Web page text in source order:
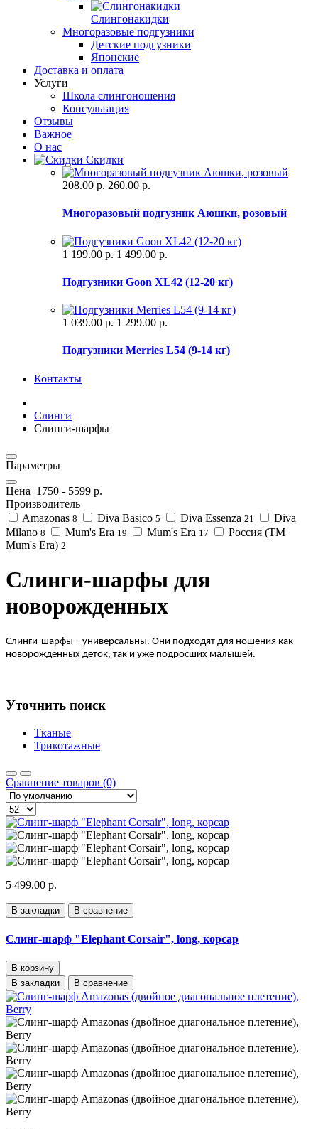
Слингонакидки
Многоразовые подгузники
Детские подгузники
Японские
Доставка и оплата
Услуги
Школа слингоношения
Консультация
Отзывы
Важное
О нас
Скидки
208.00 р. 260.00 р.
Многоразовый подгузник Аюшки, розовый
1 199.00 р. 1 499.00 р.
Подгузники Goon XL42 (12-20 кг)
1 039.00 р. 1 299.00 р.
Подгузники Merries L54 (9-14 кг)
Контакты
Слинги
Слинги-шарфы
Параметры
Цена 1750 - 5599 р.
Производитель
Amazonas 8 Diva Basico 5 Diva Essenza 21
Diva
Milano 8 Mum's Era 19 Mum's Era 17
Россия (ТМ
Mum's Era) 2
Слинги-шарфы для
новорожденных
Слинги-шарфы – универсальны. Они подходят для ношения как
новорожденных деток, так и уже подросших малышей.
Уточнить поиск
Тканые
Трикотажные
Сравнение товаров (0)
5 499.00 р.
В закладки В сравнение
Слинг-шарф "Elephant Corsair", long, корсар
В корзину
В закладки
В сравнение